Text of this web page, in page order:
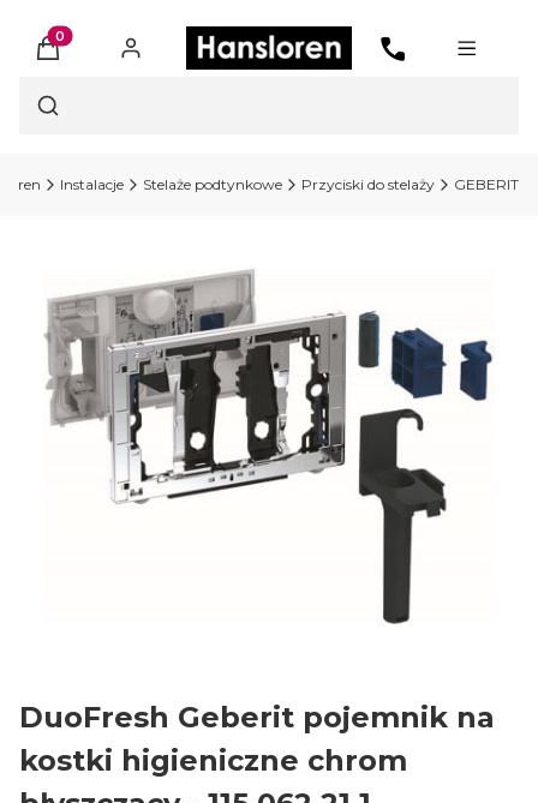
Produkty w koszyku: 0. Zobacz szczegóły
Otwórz wyszukiwarkę
Instalacje Stelaże podtynkowe Przyciski do stelaży GEBERIT
DuoFresh Geberit pojemnik na
kostki higieniczne chrom